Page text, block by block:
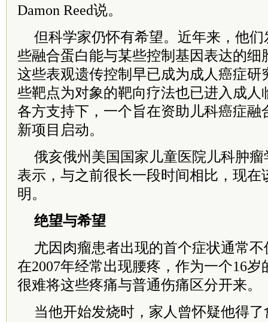
Damon Reed说。
但科学家仍怀有希望。近年来，他们
些融合蛋白能与某些控制基因表达的细
这些表观遗传控制早已成为成人癌症研
些靶点为对象的靶向疗法也已进入成人
各方支持下，一个旨在资助儿科癌症融
新项目启动。
俄亥俄州美国国家儿童医院儿科肿瘤
表示，与之前很长一段时间相比，现在
明。
绝望与希望
尤因肉瘤患者出现的首个症状通常
在2007年经常出现腰疼，作为一个16
很难将这些疼痛与普通伤痛区分开来。
当他开始发烧时，家人曾怀疑他得